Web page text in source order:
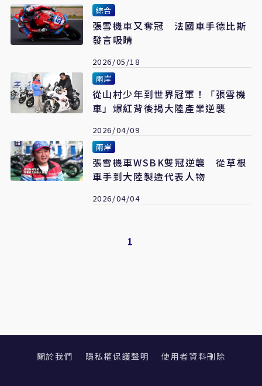
綜合
張雪機車又奪冠 法國車手德比斯
2026/05/18
兩岸
從山村少年到世界冠軍！「張雪機
車」爆紅背後揭大陸產業逆襲
2026/04/09
兩岸
張雪機車WSBK雙冠逆襲 從草根
車手到大陸製造代表人物
2026/04/04
1
關於我們 隱私權保護聲明 使用者資料刪除